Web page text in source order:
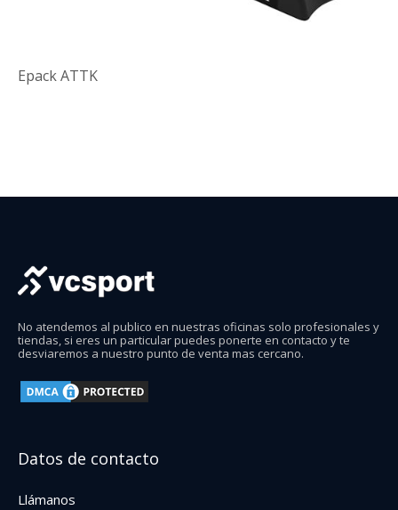
Epack ATTK
No atendemos al publico en nuestras oficinas solo profesionales y
tiendas, si eres un particular puedes ponerte en contacto y te
desviaremos a nuestro punto de venta mas cercano.
Datos de contacto
Llámanos